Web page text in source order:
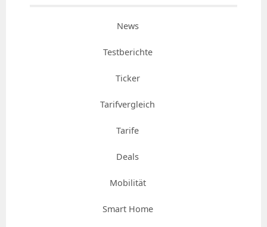
News
Testberichte
Ticker
Tarifvergleich
Tarife
Deals
Mobilität
Smart Home